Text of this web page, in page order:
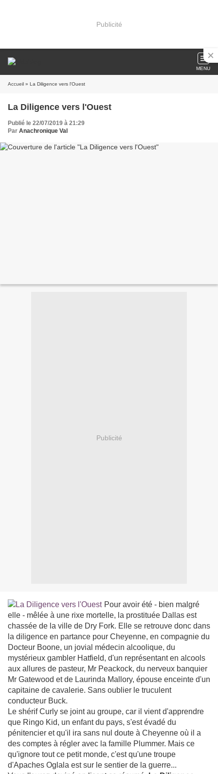
Publicité
MENU
Accueil » La Diligence vers l'Ouest
La Diligence vers l'Ouest
Publié le 22/07/2019 à 21:29
Par Anachronique Val
Publicité
Pour avoir été - bien malgré
elle - mêlée à une rixe mortelle, la prostituée Dallas est
chassée de la ville de Dry Fork. Elle se retrouve donc dans
la diligence en partance pour Cheyenne, en compagnie du
Docteur Boone, un jovial médecin alcoolique, du
mystérieux gambler Hatfield, d'un représentant en alcools
aux allures de pasteur, Mr Peackock, du nerveux banquier
Mr Gatewood et de Laurinda Mallory, épouse enceinte d'un
capitaine de cavalerie. Sans oublier le truculent
conducteur Buck.
Le shérif Curly se joint au groupe, car il vient d'apprendre
que Ringo Kid, un enfant du pays, s'est évadé du
pénitencier et qu'il ira sans nul doute à Cheyenne où il a
des comptes à régler avec la famille Plummer. Mais ce
qu'ignore tout ce petit monde, c'est qu'une troupe
d'Apaches Oglala est sur le sentier de la guerre...